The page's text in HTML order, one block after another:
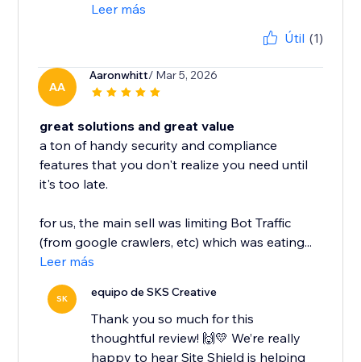
Leer más
Útil (1)
AA
Aaronwhitt/ Mar 5, 2026
great solutions and great value
a ton of handy security and compliance
features that you don't realize you need until
it's too late.
for us, the main sell was limiting Bot Traffic
(from google crawlers, etc) which was eating...
Leer más
SK equipo de SKS Creative
Thank you so much for this
thoughtful review! 🙌💛 We’re really
happy to hear Site Shield is helping